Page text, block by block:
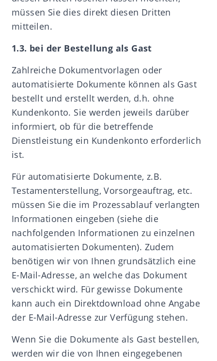
müssen Sie dies direkt diesen Dritten
mitteilen.
1.3. bei der Bestellung als Gast
Zahlreiche Dokumentvorlagen oder
automatisierte Dokumente können als Gast
bestellt und erstellt werden, d.h. ohne
Kundenkonto. Sie werden jeweils darüber
informiert, ob für die betreffende
Dienstleistung ein Kundenkonto erforderlich
ist.
Für automatisierte Dokumente, z.B.
Testamenterstellung, Vorsorgeauftrag, etc.
müssen Sie die im Prozessablauf verlangten
Informationen eingeben (siehe die
nachfolgenden Informationen zu einzelnen
automatisierten Dokumenten). Zudem
benötigen wir von Ihnen grundsätzlich eine
E-Mail-Adresse, an welche das Dokument
verschickt wird. Für gewisse Dokumente
kann auch ein Direktdownload ohne Angabe
der E-Mail-Adresse zur Verfügung stehen.
Wenn Sie die Dokumente als Gast bestellen,
werden wir die von Ihnen eingegebenen